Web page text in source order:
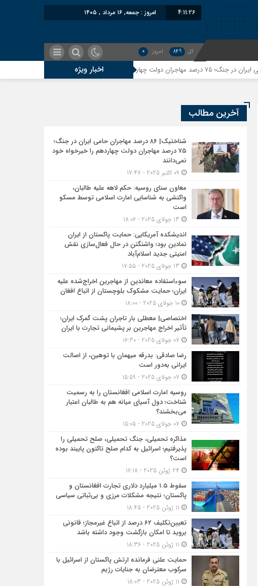
4:11:26 امروز : جمعه, ۱۶ مرداد , ۱۴۰۵
کل 849 امروز 0
اخبار ویژه
آخرین مطالب
شناختیک| ۸۶ درصد مهاجران حامی ایران در جنگ؛
۷۵ درصد مهاجران دولت چهاردهم را خیرخواه خود
نمی‌دانند
معاون سنای روسیه: حکم لاهه علیه طالبان،
واکنشی به شناسایی امارت اسلامی توسط مسکو
است
اندیشکده آمریکایی: حمایت پاکستان از ایران
نمادین بود؛ واشنگتن در حال فعال‌سازی نقش
امنیتی جدید اسلام‌آباد
سوءاستفاده معاندین از مهاجرین اخراج‌شده علیه
ایران؛ حمایت مشکوک بلوچستان از اتباع افغان
10 جولای 2025 - 18:00
اختصاصی| معطلی بار تاجران پشت گمرک ایران؛
تأثیر اخراج مهاجرین بر پشیمانی تجارت با ایران
رضا صادقی: بدرقه میهمان با توهین، از اصالت
ایرانی به‌دور است
روسیه امارت اسلامی افغانستان را به رسمیت
شناخت؛ دول آسیای میانه هم به طالبان اعتبار
می‎‌بخشند؟
مذاکره تحمیلی، جنگ تحمیلی، صلح تحمیلی را
پذیرفتیم؛ اسرائیل به کدام صلح تاکنون پایبند بوده
است؟
سقوط ۱.۵ میلیارد دلاری تجارت افغانستان و
پاکستان؛ نتیجه مشکلات مرزی و بی‌ثباتی سیاسی
تعیین‌تکلیف ۶۲ درصد از اتباع غیرمجاز؛ قانونی
بروید تا امکان بازگشت وجود داشته باشد
حمایت علنی فرمانده ارتش پاکستان از اسرائیل با
سرکوب معترضان به جنایات رژیم